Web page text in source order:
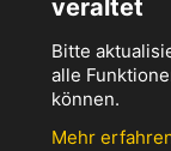
veraltet
Bitte
alle
können.
Mehr